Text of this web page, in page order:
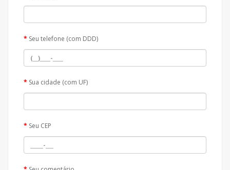
Seu telefone (com DDD)
Sua cidade (com UF)
Seu CEP